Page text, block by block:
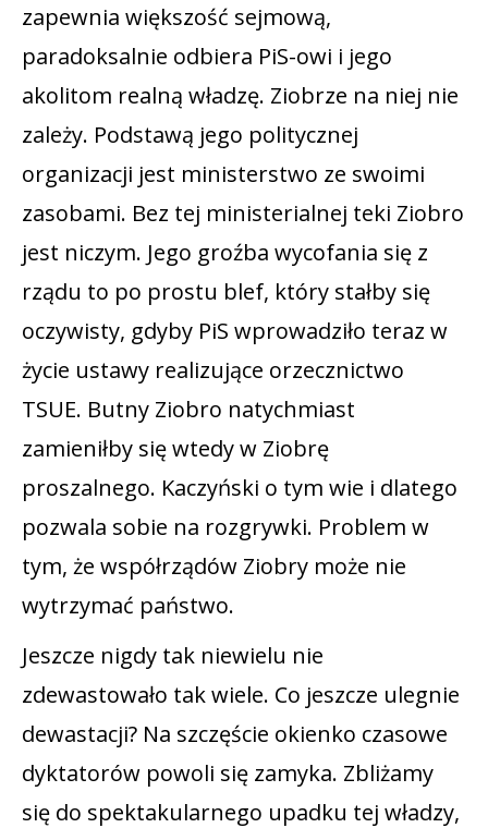
zapewnia większość sejmową,
paradoksalnie odbiera PiS-owi i jego
akolitom realną władzę. Ziobrze na niej nie
zależy. Podstawą jego politycznej
organizacji jest ministerstwo ze swoimi
zasobami. Bez tej ministerialnej teki Ziobro
jest niczym. Jego groźba wycofania się z
rządu to po prostu blef, który stałby się
oczywisty, gdyby PiS wprowadziło teraz w
życie ustawy realizujące orzecznictwo
TSUE. Butny Ziobro natychmiast
zamieniłby się wtedy w Ziobrę
proszalnego. Kaczyński o tym wie i dlatego
pozwala sobie na rozgrywki. Problem w
tym, że współrządów Ziobry może nie
wytrzymać państwo.
Jeszcze nigdy tak niewielu nie
zdewastowało tak wiele. Co jeszcze ulegnie
dewastacji? Na szczęście okienko czasowe
dyktatorów powoli się zamyka. Zbliżamy
się do spektakularnego upadku tej władzy,